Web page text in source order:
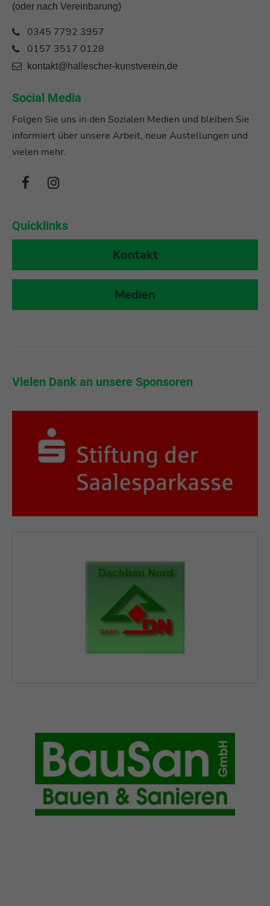
(oder nach Vereinbarung)
0345 7792 3957
0157 3517 0128
kontakt@hallescher-kunstverein.de
Social Media
Folgen Sie uns in den Sozialen Medien und bleiben Sie
informiert über unsere Arbeit, neue Austellungen und
vielen mehr.
Quicklinks
Kontakt
Medien
Vielen Dank an unsere Partner und Förderer